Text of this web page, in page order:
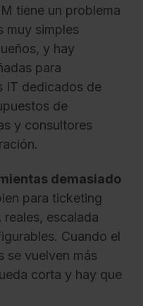
tiene un problema
muy simples
y hay
para
IT dedicados de
de
y consultores
demasiado
para ticketing
escalada
Cuando el
se vuelven más
corta y hay que